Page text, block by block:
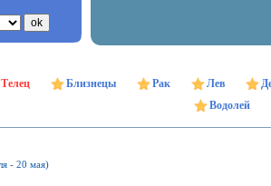
Телец Близнецы Рак Лев
Водолей
- 20 мая)